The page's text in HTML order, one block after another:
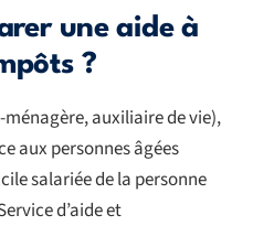
une aide à
?
auxiliaire de vie),
aux personnes âgées
salariée de la personne
d’aide et